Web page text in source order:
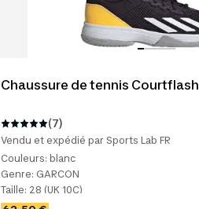
Chaussure de tennis Courtflash
(7)
Vendu et expédié par Sports Lab FR
Couleurs: blanc
Genre: GARCON
Taille: 28 (UK 10C)